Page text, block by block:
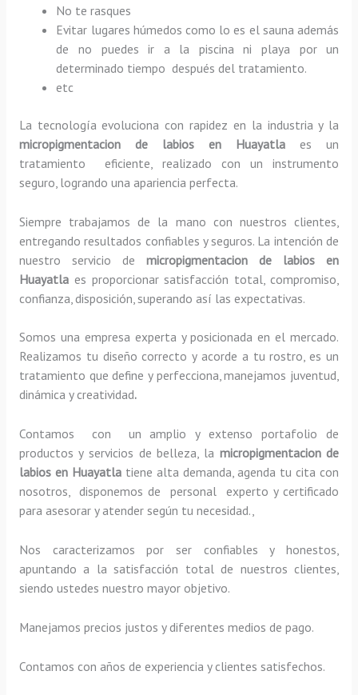
No te rasques
Evitar lugares húmedos como lo es el sauna además
de no puedes ir a la piscina ni playa por un
determinado tiempo después del tratamiento.
etc
La tecnología evoluciona con rapidez en la industria y la
micropigmentacion de labios en Huayatla es un
tratamiento eficiente, realizado con un instrumento
seguro, logrando una apariencia perfecta.
Siempre trabajamos de la mano con nuestros clientes,
entregando resultados confiables y seguros. La intención de
nuestro servicio de micropigmentacion de labios en
Huayatla es proporcionar satisfacción total, compromiso,
confianza, disposición, superando así las expectativas.
Somos una empresa experta y posicionada en el mercado.
Realizamos tu diseño correcto y acorde a tu rostro, es un
tratamiento que define y perfecciona, manejamos juventud,
dinámica y creatividad.
Contamos con un amplio y extenso portafolio de
productos y servicios de belleza, la micropigmentacion de
labios en Huayatlatiene alta demanda, agenda tu cita con
nosotros, disponemos de personal experto y certificado
para asesorar y atender según tu necesidad.,
Nos caracterizamos por ser confiables y honestos,
apuntando a la satisfacción total de nuestros clientes,
siendo ustedes nuestro mayor objetivo.
Manejamos precios justos y diferentes medios de pago.
Contamos con años de experiencia y clientes satisfechos.